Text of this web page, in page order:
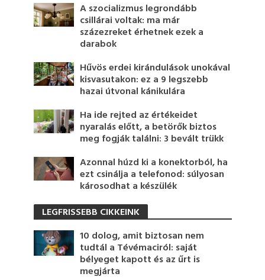
A szocializmus legrondább
csillárai voltak: ma már
százezreket érhetnek ezek a
darabok
Hűvös erdei kirándulások unokával
kisvasutakon: ez a 9 legszebb
hazai útvonal kánikulára
Ha ide rejted az értékeidet
nyaralás előtt, a betörők biztos
meg fogják találni: 3 bevált trükk
Azonnal húzd ki a konektorból, ha
ezt csinálja a telefonod: súlyosan
károsodhat a készülék
LEGFRISSEBB CIKKEINK
10 dolog, amit biztosan nem
tudtál a Tévémaciról: saját
bélyeget kapott és az űrt is
megjárta